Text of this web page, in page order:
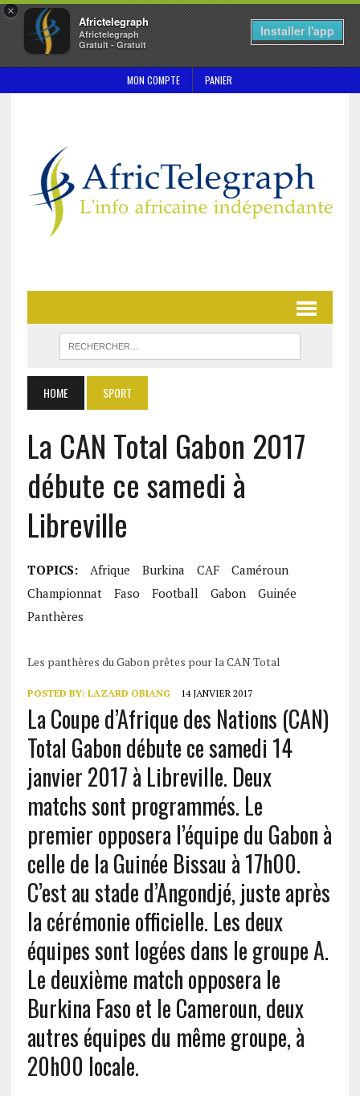
×
Africtelegraph
Africtelegraph
Gratuit - Gratuit
Installer l'app
MON COMPTE PANIER
HOME SPORT
La CAN Total Gabon 2017
débute ce samedi à
Libreville
TOPICS: Afrique Burkina CAF
Caméroun
Championnat
Faso Football Gabon
Guinée
Panthères
Les panthères du Gabon prêtes pour la CAN Total
POSTED BY: LAZARD OBIANG 14 JANVIER 2017
La Coupe d’Afrique des Nations (CAN)
Total Gabon débute ce samedi 14
janvier 2017 à Libreville. Deux
matchs sont programmés. Le
premier opposera l’équipe du Gabon à
celle de la Guinée Bissau à 17h00.
C’est au stade d’Angondjé, juste après
la cérémonie officielle. Les deux
équipes sont logées dans le groupe A.
Le deuxième match opposera le
Burkina Faso et le Cameroun, deux
autres équipes du même groupe, à
20h00 locale.